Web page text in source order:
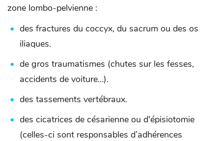
zone lombo-pelvienne :
des fractures du coccyx, du sacrum ou des os
iliaques.
de gros traumatismes (chutes sur les fesses,
accidents de voiture…).
des tassements vertébraux.
des cicatrices de césarienne ou d'épisiotomie
(celles-ci sont responsables d’adhérences